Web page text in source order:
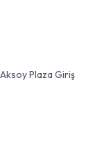
Plaza Giriş